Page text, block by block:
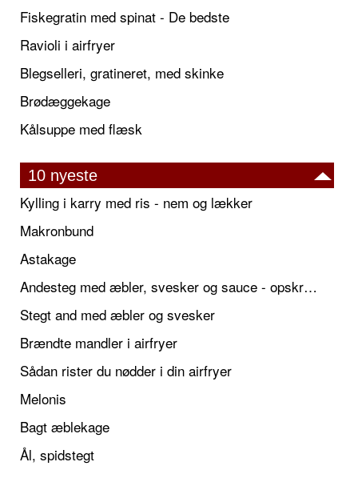
Fiskegratin med spinat - De bedste
Ravioli i airfryer
Blegselleri, gratineret, med skinke
Brødæggekage
Kålsuppe med flæsk
10 nyeste
Kylling i karry med ris - nem og lækker
Makronbund
Astakage
Andesteg med æbler, svesker og sauce - opskrift også til jul
Stegt and med æbler og svesker
Brændte mandler i airfryer
Sådan rister du nødder i din airfryer
Melonis
Bagt æblekage
Ål, spidstegt